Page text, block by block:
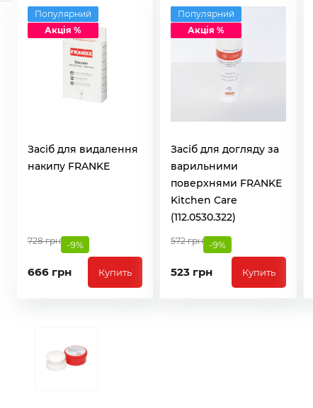
Популярний
Акція %
Засіб для видалення
накипу FRANKE
728 грн -9%
666 грн Купить
Популярний
Акція %
Засіб для догляду за
варильними
поверхнями FRANKE
Kitchen Care
(112.0530.322)
572 грн -9%
523 грн Купить